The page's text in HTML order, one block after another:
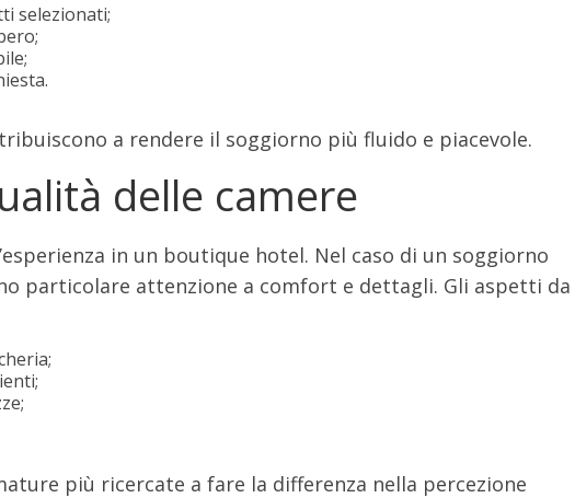
selezionati;
a rendere il soggiorno più fluido e piacevole.
delle camere
in un boutique hotel. Nel caso di un soggiorno
particolare attenzione a comfort e dettagli. Gli aspetti da
più ricercate a fare la differenza nella percezione